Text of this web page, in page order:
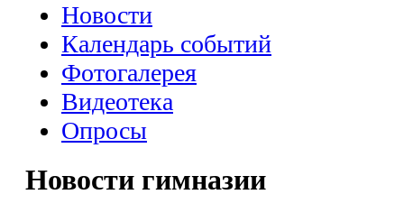
Новости
Календарь событий
Фотогалерея
Видеотека
Опросы
Новости гимназии